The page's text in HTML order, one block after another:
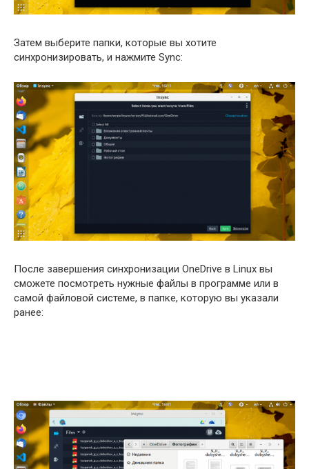
Затем выберите папки, которые вы хотите
синхронизировать, и нажмите Sync:
После завершения синхронизации OneDrive в Linux вы
сможете посмотреть нужные файлы в программе или в
самой файловой системе, в папке, которую вы указали
ранее: